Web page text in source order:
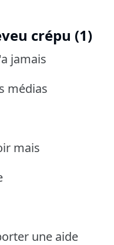
crépu (1)
jamais
médias
mais
une aide